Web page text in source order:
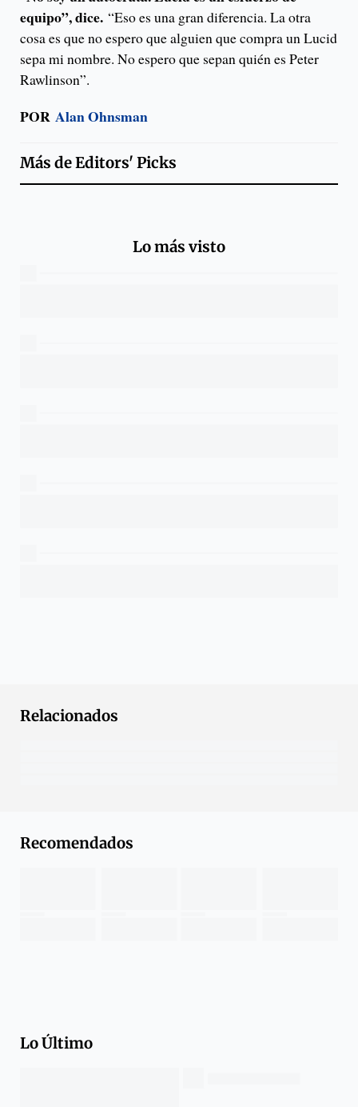
equipo”, dice. “Eso es una gran diferencia. La otra
cosa es que no espero que alguien que compra un Lucid
sepa mi nombre. No espero que sepan quién es Peter
Rawlinson”.
POR Alan Ohnsman
Más deEditors' Picks
Lo más visto
Relacionados
Recomendados
Lo Último